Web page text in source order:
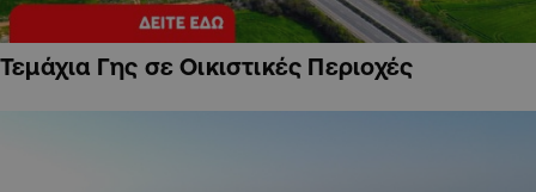
Τεμάχια Γης σε Οικιστικές Περιοχές